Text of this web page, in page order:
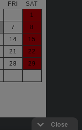
FRI
SAT
1
7
8
14
15
21
22
28
29